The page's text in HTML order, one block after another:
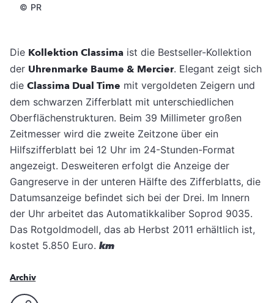
© PR
Die Kollektion Classima ist die Bestseller-Kollektion
der Uhrenmarke Baume & Mercier. Elegant zeigt sich
die Classima Dual Time mit vergoldeten Zeigern und
dem schwarzen Zifferblatt mit unterschiedlichen
Oberflächenstrukturen. Beim 39 Millimeter großen
Zeitmesser wird die zweite Zeitzone über ein
Hilfszifferblatt bei 12 Uhr im 24-Stunden-Format
angezeigt. Desweiteren erfolgt die Anzeige der
Gangreserve in der unteren Hälfte des Zifferblatts, die
Datumsanzeige befindet sich bei der Drei. Im Innern
der Uhr arbeitet das Automatikkaliber Soprod 9035.
Das Rotgoldmodell, das ab Herbst 2011 erhältlich ist,
kostet 5.850 Euro. km
Archiv